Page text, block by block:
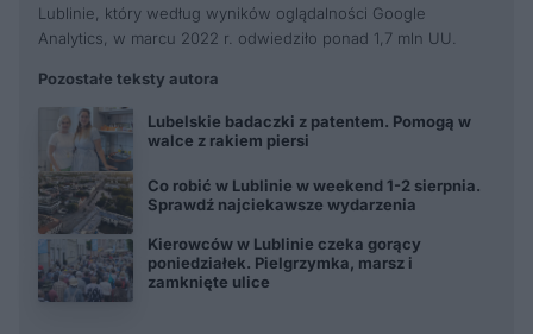
Lublinie, który według wyników oglądalności Google
Analytics, w marcu 2022 r. odwiedziło ponad 1,7 mln UU.
Pozostałe teksty autora
Lubelskie badaczki z patentem. Pomogą w
walce z rakiem piersi
Co robić w Lublinie w weekend 1-2 sierpnia.
Sprawdź najciekawsze wydarzenia
Kierowców w Lublinie czeka gorący
poniedziałek. Pielgrzymka, marsz i
zamknięte ulice